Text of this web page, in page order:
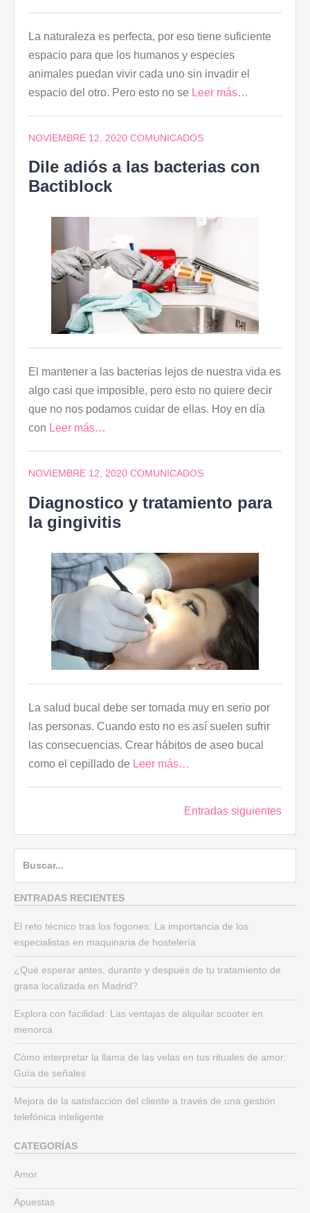
La naturaleza es perfecta, por eso tiene suficiente
espacio para que los humanos y especies
animales puedan vivir cada uno sin invadir el
espacio del otro. Pero esto no se Leer más…
NOVIEMBRE 12, 2020 COMUNICADOS
Dile adiós a las bacterias con
Bactiblock
El mantener a las bacterias lejos de nuestra vida es
algo casi que imposible, pero esto no quiere decir
que no nos podamos cuidar de ellas. Hoy en día
con Leer más…
NOVIEMBRE 12, 2020 COMUNICADOS
Diagnostico y tratamiento para
la gingivitis
La salud bucal debe ser tomada muy en serio por
las personas. Cuando esto no es así suelen sufrir
las consecuencias. Crear hábitos de aseo bucal
como el cepillado de Leer más…
de
Entradas siguientes
s
a
:
ENTRADAS RECIENTES
El reto técnico tras los fogones: La importancia de los
especialistas en maquinaria de hostelería
¿Qué esperar antes, durante y después de tu tratamiento de
grasa localizada en Madrid?
Explora con facilidad: Las ventajas de alquilar scooter en
menorca
Cómo interpretar la llama de las velas en tus rituales de amor:
Guía de señales
Mejora de la satisfacción del cliente a través de una gestión
telefónica inteligente
CATEGORÍAS
Amor
Apuestas